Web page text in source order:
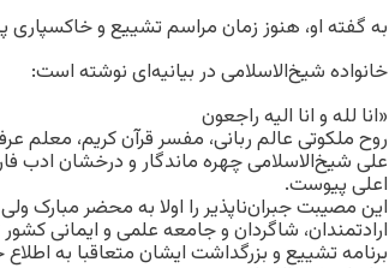
به گفته او، هنوز زمان مراسم تشییع و
خانواده شیخ‌الاسلامی در بیانیه‌ای نوشته‌ است:
«انا لله و انا الیه راجعون
روح ملکوتی عالم ربانی، مفسر قرآن کریم، معلم
علی شیخ‌الاسلامی چهره ماندگار و درخشان ادب
اعلی پیوست.
این مصیبت جبران‌ناپذیر را اولا به محضر مبارک
ارادتمندان، شاگردان و جامعه علمی و ایمانی
برنامه تشییع و بزرگداشت ایشان متعاقبا به